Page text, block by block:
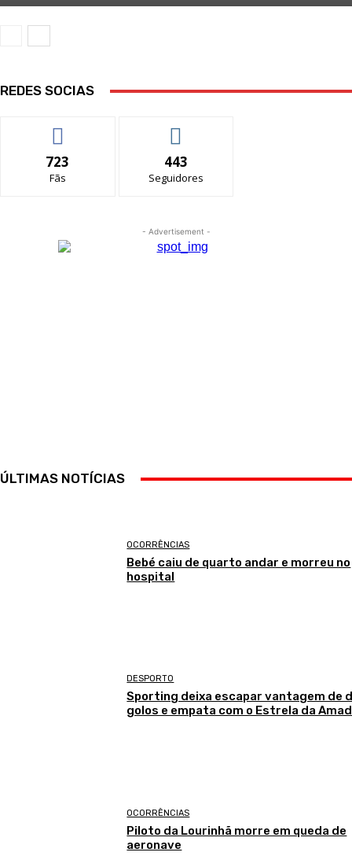
REDES SOCIAS
723
Fãs
443
Seguidores
- Advertisement -
ÚLTIMAS NOTÍCIAS
OCORRÊNCIAS
Bebé caiu de quarto andar e morreu no
hospital
DESPORTO
Sporting deixa escapar vantagem de
golos e empata com o Estrela da
OCORRÊNCIAS
Piloto da Lourinhã morre em queda de
aeronave